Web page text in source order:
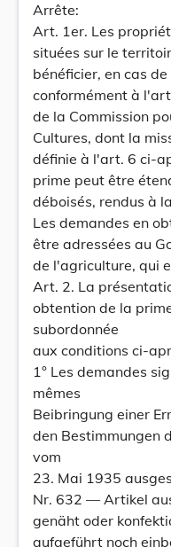
Arrête:
Art. 1er. Les
situées sur le
bénéficier, en cas
conformément à
de la Commission
Cultures, dont la
définie à l'art. 6 ci-
prime peut être
déboisés, rendus à
Les demandes en
être adressées au
de l'agriculture, qui
Art. 2. La
obtention de la
subordonnée
aux conditions ci-
1° Les demandes
mêmes
Beibringung einer
den Bestimmungen
vom
23. Mai 1935
Nr. 632 — Artikel
genäht oder
aufgeführt noch